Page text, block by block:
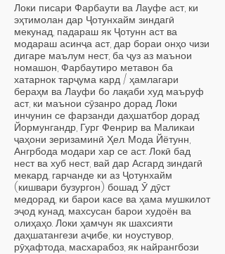
Локи писари Фарбаути ва Лауфе аст, ки
эҳтимолан дар Ҷотунхайм зиндагӣ
мекунад, падараш як Ҷотунн аст ва
модараш асинҷа аст, дар бораи онҳо чизи
дигаре маълум нест, ба ҷуз аз маънои
номашон, Фарбаутиро метавон ба
хатарнок тарҷума кард / ҳамлагари
бераҳм ва Лауфи бо лақаби худ маъруф
аст, ки маънои сӯзанро дорад. Локи
инчунин се фарзанди даҳшатбор дорад:
Йормунгандр, Гург Фенрир ва Маликаи
ҷаҳони зеризаминӣ Ҳел. Мода Йётунн,
Ангрбода модари хар се аст. Локӣ бад
нест ва хуб нест, вай дар Асгард зиндагӣ
мекард, гарчанде ки аз Ҷотунхайм
(кишвари бузургон) бошад. Ӯ дӯст
медорад, ки барои касе ва ҳама мушкилот
эҷод кунад, махсусан барои худоён ва
олиҳаҳо. Локи ҳамчун як шахсияти
даҳшатангези аҷибе, ки ноустувор,
рӯҳафтода, масхарабоз, як найрангбози